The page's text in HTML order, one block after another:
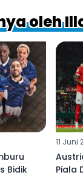
oleh
Bidik
11 Juni
Piala